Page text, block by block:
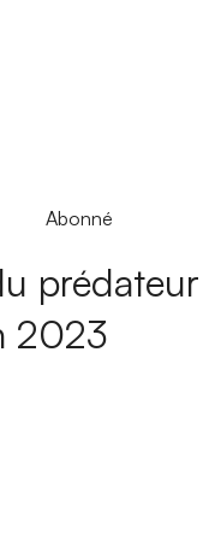
Abonné
prédateur
2023